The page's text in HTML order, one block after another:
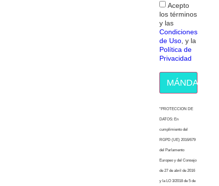
Acepto
los términos
y las
Condiciones
de Uso, y la
Política de
Privacidad
MÁNDAME
“PROTECCION DE
DATOS: En
cumplimiento del
RGPD (UE) 2016/679
del Parlamento
Europeo y del Consejo
de 27 de abril de 2016
y la LO 3/2018 de 5 de